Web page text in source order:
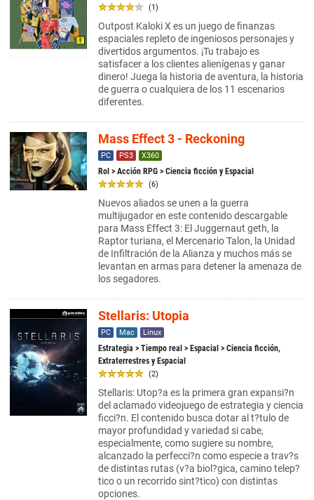
(1)
Outpost Kaloki X es un juego de finanzas
espaciales repleto de ingeniosos personajes y
divertidos argumentos. ¡Tu trabajo es
satisfacer a los clientes alienígenas y ganar
dinero! Juega la historia de aventura, la historia
de guerra o cualquiera de los 11 escenarios
diferentes.
Mass Effect 3 - Reckoning
PC PS3 X360
Rol > Acción RPG > Ciencia ficción y Espacial
(6)
Nuevos aliados se unen a la guerra
multijugador en este contenido descargable
para Mass Effect 3: El Juggernaut geth, la
Raptor turiana, el Mercenario Talon, la Unidad
de Infiltración de la Alianza y muchos más se
levantan en armas para detener la amenaza de
los segadores.
Stellaris: Utopia
PC Mac Linux
Estrategia > Tiempo real > Espacial > Ciencia ficción,
Extraterrestres y Espacial
(2)
Stellaris: Utop?a es la primera gran expansi?n
del aclamado videojuego de estrategia y ciencia
ficci?n. El contenido busca dotar al t?tulo de
mayor profundidad y variedad si cabe,
especialmente, como sugiere su nombre,
alcanzado la perfecci?n como especie a trav?s
de distintas rutas (v?a biol?gica, camino telep?
tico o un recorrido sint?tico) con distintas
opciones.